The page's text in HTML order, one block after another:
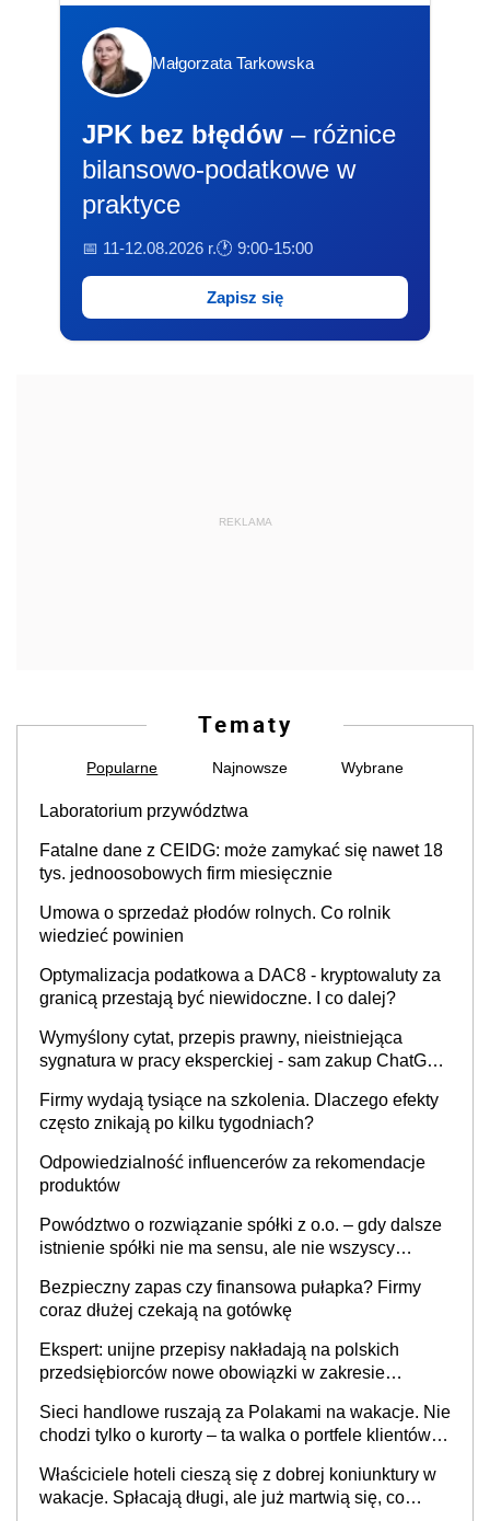
Małgorzata Tarkowska
JPK bez błędów – różnice
bilansowo-podatkowe w
praktyce
📅 11-12.08.2026 r.🕐 9:00-15:00
Zapisz się
REKLAMA
Tematy
Popularne Najnowsze Wybrane
Laboratorium przywództwa
Fatalne dane z CEIDG: może zamykać się nawet 18
tys. jednoosobowych firm miesięcznie
Umowa o sprzedaż płodów rolnych. Co rolnik
wiedzieć powinien
Optymalizacja podatkowa a DAC8 - kryptowaluty za
granicą przestają być niewidoczne. I co dalej?
Wymyślony cytat, przepis prawny, nieistniejąca
sygnatura w pracy eksperckiej - sam zakup ChatGPT
Firmy wydają tysiące na szkolenia. Dlaczego efekty
często znikają po kilku tygodniach?
Odpowiedzialność influencerów za rekomendacje
produktów
Powództwo o rozwiązanie spółki z o.o. – gdy dalsze
istnienie spółki nie ma sensu, ale nie wszyscy
Bezpieczny zapas czy finansowa pułapka? Firmy
coraz dłużej czekają na gotówkę
Ekspert: unijne przepisy nakładają na polskich
przedsiębiorców nowe obowiązki w zakresie
Sieci handlowe ruszają za Polakami na wakacje. Nie
chodzi tylko o kurorty – ta walka o portfele klientów
cichu
Właściciele hoteli cieszą się z dobrej koniunktury w
wakacje. Spłacają długi, ale już martwią się, co